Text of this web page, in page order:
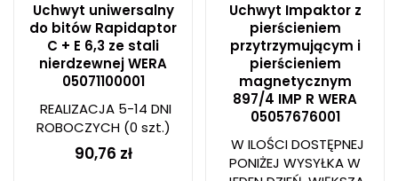
Uchwyt uniwersalny
do bitów Rapidaptor
C + E 6,3 ze stali
nierdzewnej WERA
05071100001
REALIZACJA 5-14 DNI
ROBOCZYCH(0 szt.)
90,76 zł
Uchwyt Impaktor z
pierścieniem
przytrzymującym i
pierścieniem
magnetycznym
897/4 IMP R WERA
05057676001
W ILOŚCI DOSTĘPNEJ
PONIŻEJ WYSYŁKA W